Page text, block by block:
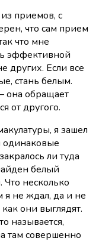
приемов, с
что сам прием
что мне
эффективной
других. Если все
стань белым.
она обращает
от другого.
я зашел
одинаковые
ли туда
белый
несколько
я не ждал, да и не
они выглядят.
называется,
там совершенно